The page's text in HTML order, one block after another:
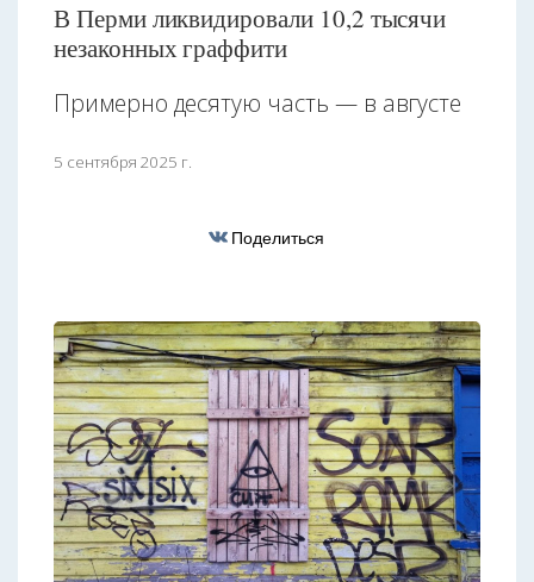
В Перми ликвидировали 10,2 тысячи
незаконных граффити
Примерно десятую часть — в августе
5 сентября 2025 г.
Поделиться